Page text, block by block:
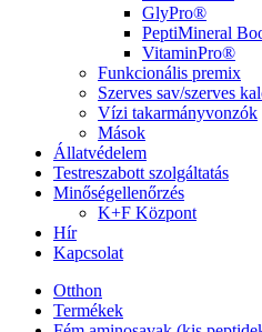
GlyPro®
PeptiMineral
VitaminPro®
Funkcionális premix
Szerves sav/szerves
Vízi takarmányvonzók
Mások
Állatvédelem
Testreszabott szolgáltatás
Minőségellenőrzés
K+F Központ
Hír
Kapcsolat
Otthon
Termékek